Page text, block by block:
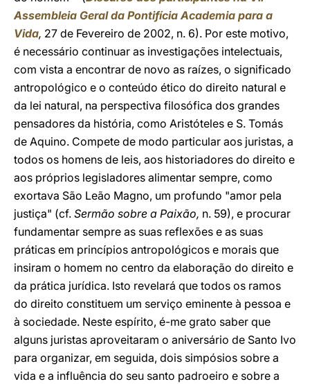
Assembleia Geral da Pontifícia Academia para a
Vida, 27 de Fevereiro de 2002, n. 6). Por este motivo,
é necessário continuar as investigações intelectuais,
com vista a encontrar de novo as raízes, o significado
antropológico e o conteúdo ético do direito natural e
da lei natural, na perspectiva filosófica dos grandes
pensadores da história, como Aristóteles e S. Tomás
de Aquino. Compete de modo particular aos juristas, a
todos os homens de leis, aos historiadores do direito e
aos próprios legisladores alimentar sempre, como
exortava São Leão Magno, um profundo "amor pela
justiça" (cf. Sermão sobre a Paixão, n. 59), e procurar
fundamentar sempre as suas reflexões e as suas
práticas em princípios antropológicos e morais que
insiram o homem no centro da elaboração do direito e
da prática jurídica. Isto revelará que todos os ramos
do direito constituem um serviço eminente à pessoa e
à sociedade. Neste espírito, é-me grato saber que
alguns juristas aproveitaram o aniversário de Santo Ivo
para organizar, em seguida, dois simpósios sobre a
vida e a influência do seu santo padroeiro e sobre a